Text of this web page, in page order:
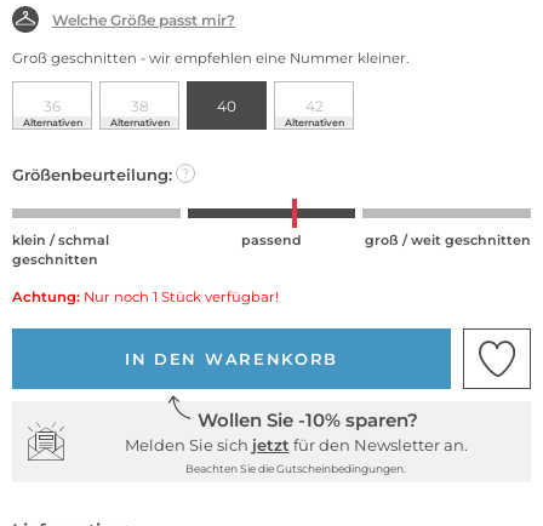
Welche Größe passt mir?
Groß geschnitten - wir empfehlen eine Nummer kleiner.
36
Alternativen
38
Alternativen
40 42
Alternativen
Größenbeurteilung: ?
klein / schmal
geschnitten
passend groß / weit geschnitten
Achtung: Nur noch 1 Stück verfügbar!
IN DEN WARENKORB
Wollen Sie -10% sparen?
Melden Sie sich jetzt für den Newsletter an.
Beachten Sie die Gutscheinbedingungen.